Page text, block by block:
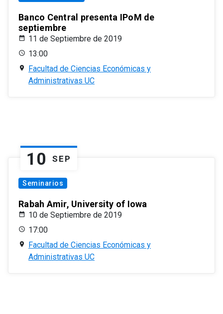
Banco Central presenta IPoM de
septiembre
11 de Septiembre de 2019
13:00
Facultad de Ciencias Económicas y
Administrativas UC
10 SEP
Seminarios
Rabah Amir, University of Iowa
10 de Septiembre de 2019
17:00
Facultad de Ciencias Económicas y
Administrativas UC